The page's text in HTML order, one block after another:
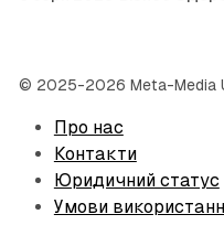
© 2025-2026 Meta-Media
Про нас
Контакти
Юридичний статус
Умови